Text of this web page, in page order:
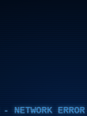
NETWORK ERROR